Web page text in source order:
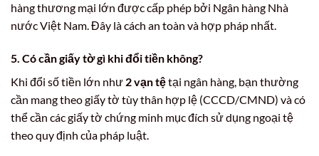
hàng thương mại lớn được cấp phép bởi Ngân hàng Nhà
nước Việt Nam. Đây là cách an toàn và hợp pháp nhất.
5. Có cần giấy tờ gì khi đổi tiền không?
Khi đổi số tiền lớn như 2 vạn tệtại ngân hàng, bạn thường
cần mang theo giấy tờ tùy thân hợp lệ (CCCD/CMND) và có
thể cần các giấy tờ chứng minh mục đích sử dụng ngoại tệ
theo quy định của pháp luật.